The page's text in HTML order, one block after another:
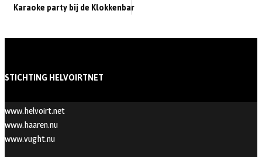
Karaoke party bij de Klokkenbar
STICHTING HELVOIRTNET
www.helvoirt.net
www.haaren.nu
www.vught.nu